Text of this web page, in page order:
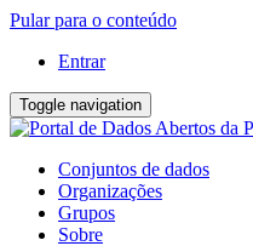
Pular para o conteúdo
Entrar
Toggle navigation
Conjuntos de dados
Organizações
Grupos
Sobre